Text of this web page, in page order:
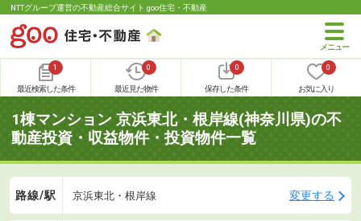
NTTグループ運営の不動産総合サイト goo住宅・不動産
1
最近検索した条件
0
最近見た物件
0
保存した条件
0
お気に入り
1棟マンション 京浜東北・根岸線(神奈川県)の不
動産投資・収益物件・投資物件一覧
路線/駅 京浜東北・根岸線 変更する